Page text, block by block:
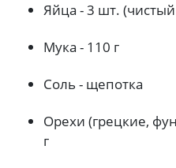
Яйца - 3 шт. (чистый
Мука - 110 г
Соль - щепотка
Орехи (грецкие,
г